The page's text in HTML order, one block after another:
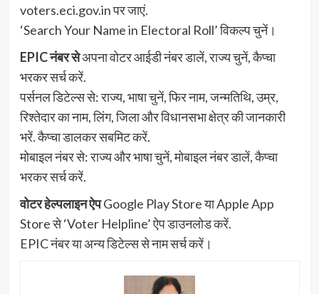
voters.eci.gov.in पर जाएं.
‘Search Your Name in Electoral Roll’ विकल्प चुनें।
EPIC नंबर सेअपना वोटर आईडी नंबर डालें, राज्य चुनें, कैप्चा
भरकर सर्च करें.
पर्सनल डिटेल्स से: राज्य, भाषा चुनें, फिर नाम, जन्मतिथि, उम्र,
रिश्तेदार का नाम, लिंग, जिला और विधानसभा क्षेत्र की जानकारी
भरें. कैप्चा डालकर सबमिट करें.
मोबाइल नंबर से: राज्य और भाषा चुनें, मोबाइल नंबर डालें, कैप्चा
भरकर सर्च करें.
वोटर हेल्पलाइन ऐपGoogle Play Store या Apple App
Store से ‘Voter Helpline’ ऐप डाउनलोड करें.
EPIC नंबर या अन्य डिटेल्स से नाम सर्च करें।